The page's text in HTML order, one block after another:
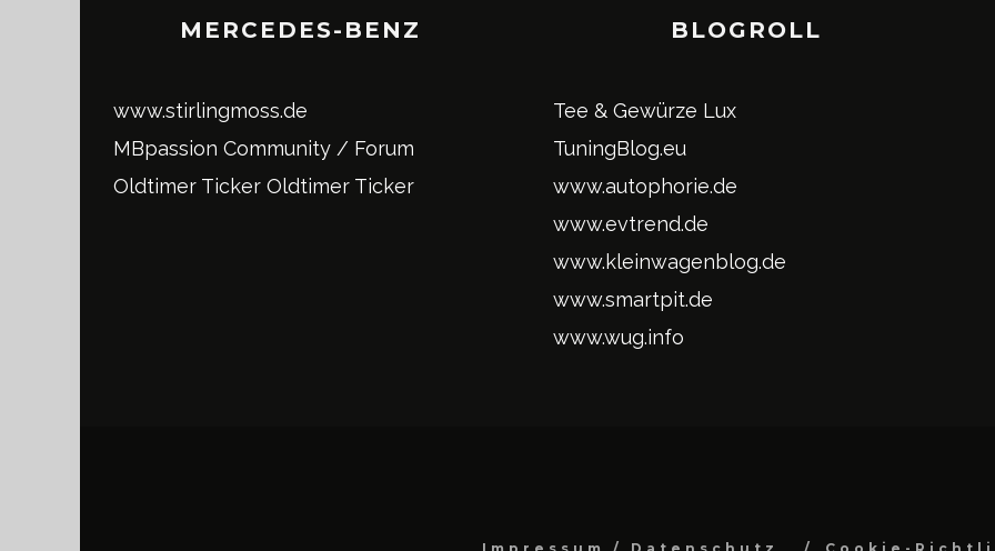
MERCEDES-BENZ
www.stirlingmoss.de
MBpassion Community / Forum
Oldtimer Ticker Oldtimer Ticker
BLOGROLL
Tee & Gewürze Lux
TuningBlog.eu
www.autophorie.de
www.evtrend.de
www.kleinwagenblog.de
www.smartpit.de
www.wug.info